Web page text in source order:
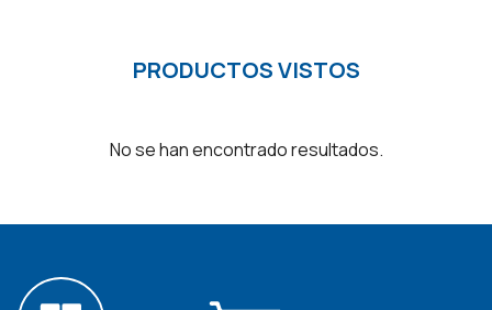
PRODUCTOS VISTOS
No se han encontrado resultados.